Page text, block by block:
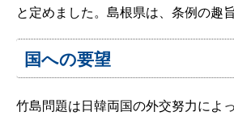
と定めました。島根県は、条例の趣
国への要望
竹島問題は日韓両国の外交努力によ